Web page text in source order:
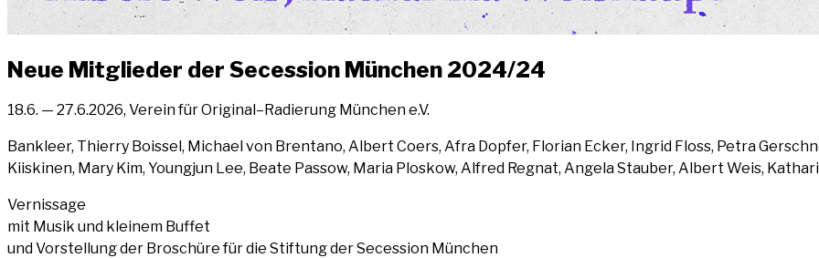
Neue Mit­glie­der der Seces­si­on Mün­chen 2024/24
18.6. — 27.6.2026, Ver­ein für Original–Radierung Mün­chen e.V.
Bank­leer, Thier­ry Bois­sel, Micha­el von Bren­ta­no, Albert Coers, Afra Dop­fer, Flo­ri­an Ecker, Ingrid Floss, Petra
Kiis­ki­nen, Mary Kim, Young­jun Lee, Bea­te Pas­sow, Maria Plos­kow, Alfred Reg­nat, Ange­la Stau­ber, Albert Weis,
Ver­nis­sa­ge
mit Musik und klei­nem Buf­fet
und Vor­stel­lung der Bro­schü­re für die Stif­tung der Seces­si­on Mün­chen